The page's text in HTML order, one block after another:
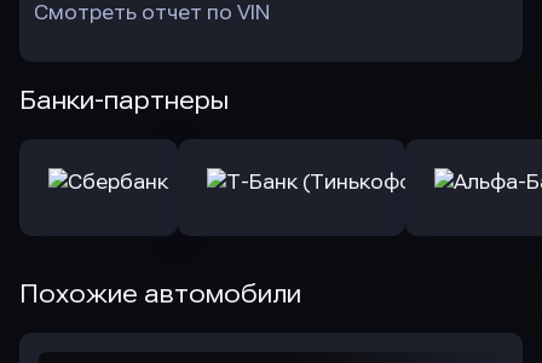
Смотреть отчет по VIN
Банки-партнеры
Похожие автомобили